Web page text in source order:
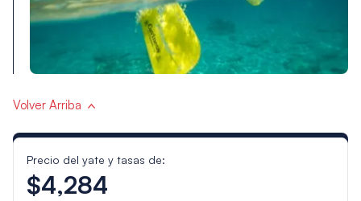
Volver Arriba
Precio del yate y tasas de:
$4,284